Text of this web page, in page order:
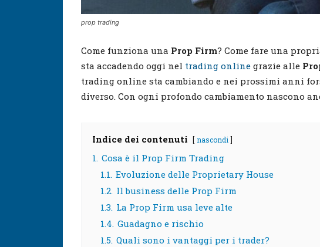
prop trading
Come funziona una Prop Firm? Come fare una
sta accadendo oggi nel trading online grazie alle
trading online sta cambiando e nei prossimi anni
diverso. Con ogni profondo cambiamento nascono
Indice dei contenuti nascondi
1. Cosa è il Prop Firm Trading
1.1. Evoluzione delle Proprietary House
1.2. Il business delle Prop Firm
1.3. La Prop Firm usa leve alte
1.4. Guadagno e rischio
1.5. Quali sono i vantaggi per i trader?